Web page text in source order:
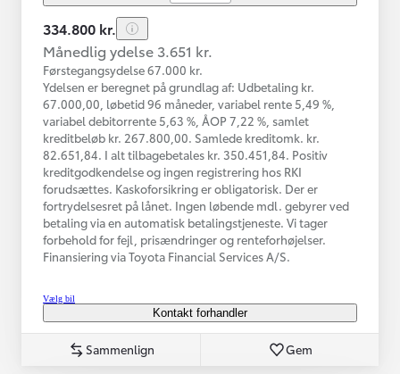
334.800 kr.
Månedlig ydelse 3.651 kr.
Førstegangsydelse 67.000 kr.
Ydelsen er beregnet på grundlag af: Udbetaling kr.
67.000,00, løbetid 96 måneder, variabel rente 5,49 %,
variabel debitorrente 5,63 %, ÅOP 7,22 %, samlet
kreditbeløb kr. 267.800,00. Samlede kreditomk. kr.
82.651,84. I alt tilbagebetales kr. 350.451,84. Positiv
kreditgodkendelse og ingen registrering hos RKI
forudsættes. Kaskoforsikring er obligatorisk. Der er
fortrydelsesret på lånet. Ingen løbende mdl. gebyrer ved
betaling via en automatisk betalingstjeneste. Vi tager
forbehold for fejl, prisændringer og renteforhøjelser.
Finansiering via Toyota Financial Services A/S.
Vælg bil
Kontakt forhandler
Sammenlign Gem